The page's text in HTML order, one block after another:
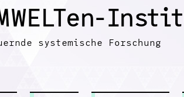
WELTen-Instit
systemische Forschung